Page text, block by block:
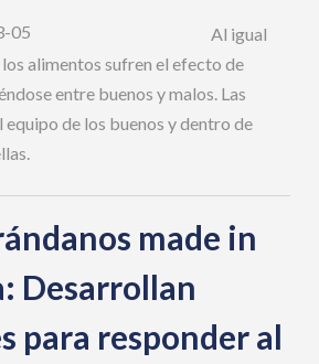
Al igual
los alimentos sufren el efecto de
entre buenos y malos. Las
de los buenos y dentro de
made in
Desarrollan
para responder al